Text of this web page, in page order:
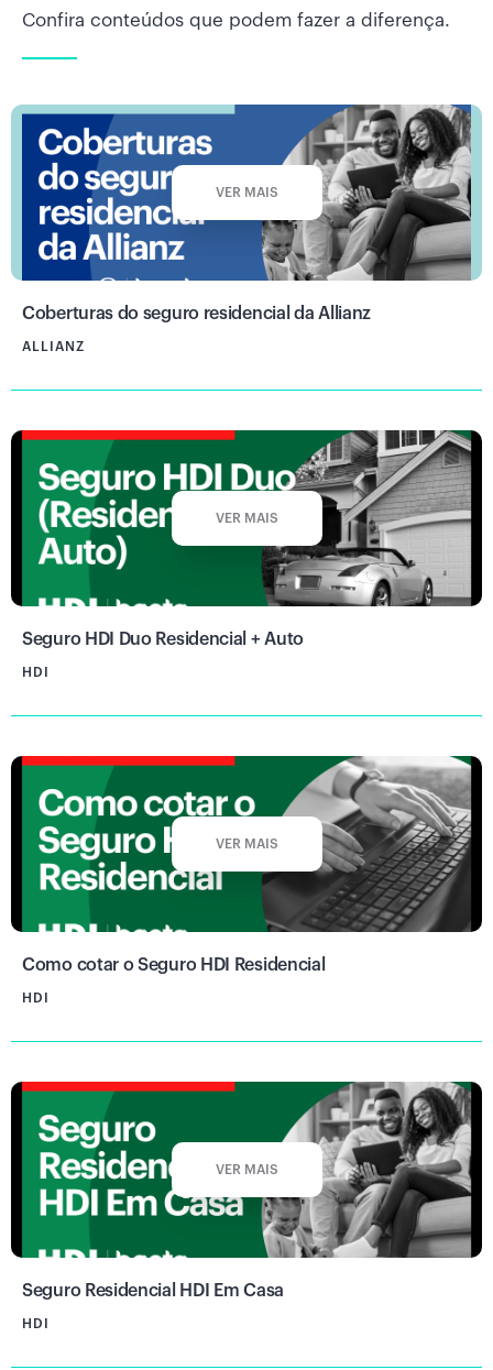
Confira conteúdos que podem fazer a diferença.
VER MAIS
Coberturas do seguro residencial da Allianz
ALLIANZ
VER MAIS
Seguro HDI Duo Residencial + Auto
HDI
VER MAIS
Como cotar o Seguro HDI Residencial
HDI
VER MAIS
Seguro Residencial HDI Em Casa
HDI